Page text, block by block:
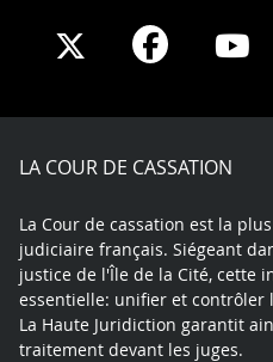
Share
X
Share
Facebook
LA COUR DE CASSATION
La Cour de cassation est la
judiciaire français. Siégeant
justice de l'Île de la Cité, cette
essentielle: unifier et
La Haute Juridiction garantit
traitement devant les juges.